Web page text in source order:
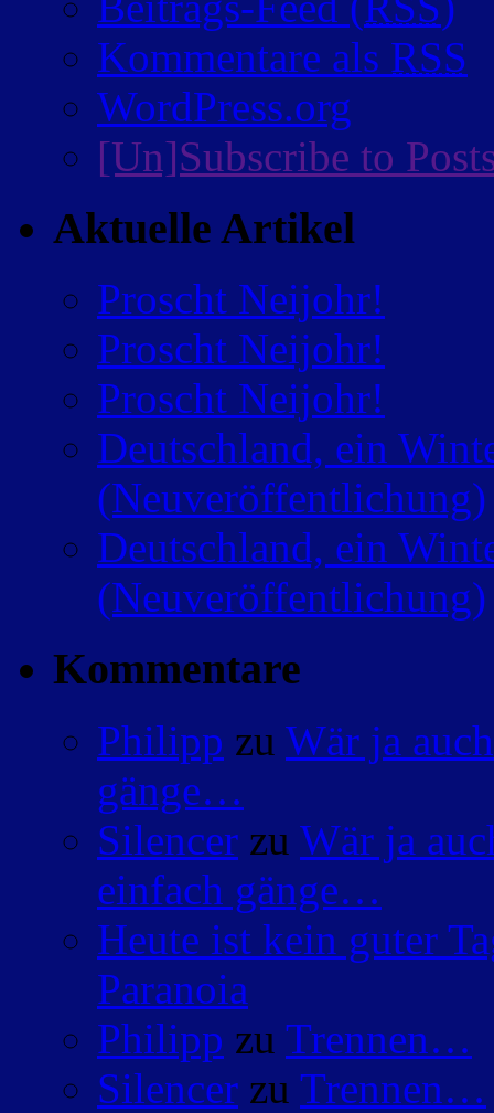
Kommentare als RSS
WordPress.org
[Un]Subscribe to
Aktuelle Artikel
Proscht Neijohr!
Proscht Neijohr!
Proscht Neijohr!
Deutschland, ein
(Neuveröffentlichung)
Deutschland, ein
(Neuveröffentlichung)
Kommentare
Philipp zu Wär ja
gänge…
Silencer zu Wär ja
einfach gänge…
Heute ist kein guter
Paranoia
Philipp zu Trennen…
Silencer zu Trennen…